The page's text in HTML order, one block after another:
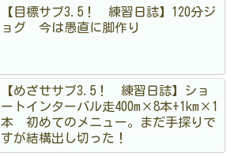
【目標サブ3.5！ 練習日誌】120分ジ
ョグ 今は愚直に脚作り
【めざせサブ3.5！ 練習日誌】ショ
ートインターバル走400m×8本+1km×1
本 初めてのメニュー。まだ手探りで
すが結構出し切った！